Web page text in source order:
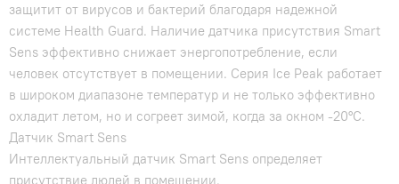
защитит от вирусов и бактерий благодаря надежной
системе Health Guard. Наличие датчика присутствия Smart
Sens эффективно снижает энергопотребление, если
человек отсутствует в помещении. Серия Ice Peak работает
в широком диапазоне температур и не только эффективно
охладит летом, но и согреет зимой, когда за окном -20°С.
Датчик Smart Sens
Интеллектуальный датчик Smart Sens определяет
присутствие людей в помещении.